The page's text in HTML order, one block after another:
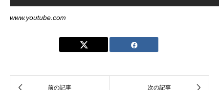
www.youtube.com